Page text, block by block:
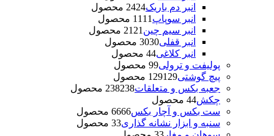
انبر دم باریک
2424 محصول
انبر سوپاپ
11 11 محصول
انبر سیم چین
21 21 محصول
انبر قفلی
3030 محصول
انبر کلاغی 44 محصول
پولیفت و ترولی 99 محصول
پیچ گوشتی
129129 محصول
جعبه بکس و متعلقات
238238 محصول
چکش 44 محصول
ست بکس و آچار بکس
6666 محصول
سنبه و ابزار نشانه گذاری 33 محصول